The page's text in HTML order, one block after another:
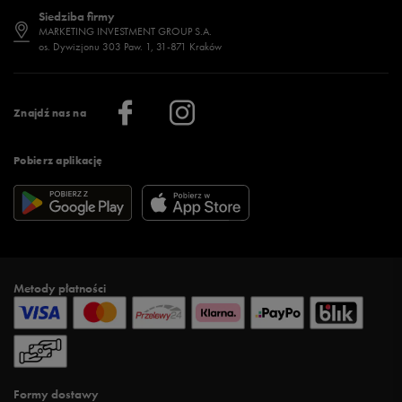
Znajdź nas na
Pobierz aplikację
Regulamin sklepu 50 style
Regulamin aplikacji 50 style
Więcej regulaminów >
Jak wybrać buty na zimę?
Więcej >
Stylizacje damskie
Sklepy stacjonarne
Klub 50 style
Praca
Informacje o firmie
Siedziba firmy
MARKETING INVESTMENT GROUP S.A.
os. Dywizjonu 303 Paw. 1, 31-871 Kraków
Metody płatności
Formy dostawy